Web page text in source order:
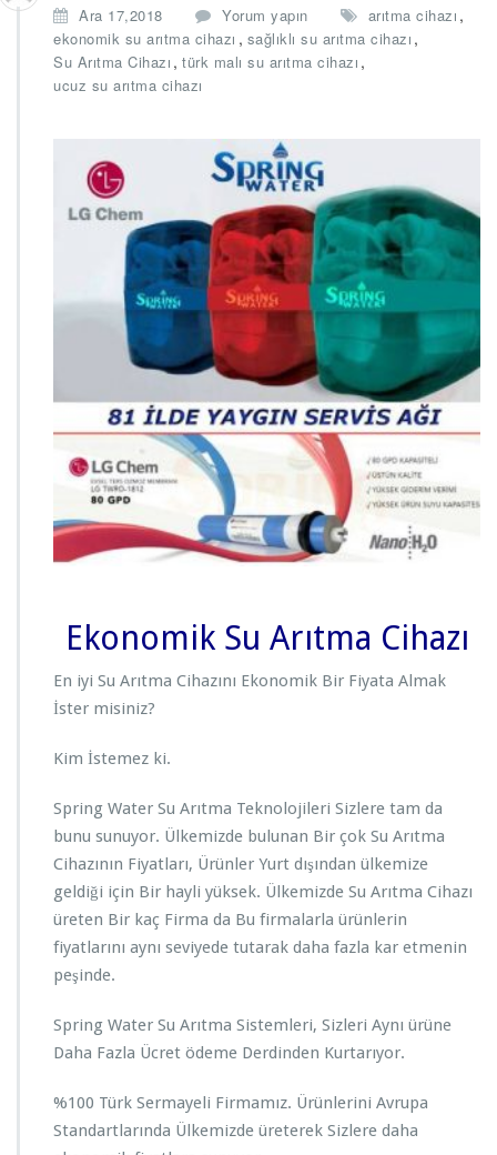
Ara 17,2018 Yorum yapın arıtma cihazı ,
ekonomik su arıtma cihazı , sağlıklı su arıtma cihazı ,
Su Arıtma Cihazı , türk malı su arıtma cihazı ,
ucuz su arıtma cihazı
Ekonomik Su Arıtma Cihazı
En iyi Su Arıtma Cihazını Ekonomik Bir Fiyata Almak
İster misiniz?
Kim İstemez ki.
Spring Water Su Arıtma Teknolojileri Sizlere tam da
bunu sunuyor. Ülkemizde bulunan Bir çok Su Arıtma
Cihazının Fiyatları, Ürünler Yurt dışından ülkemize
geldiği için Bir hayli yüksek. Ülkemizde Su Arıtma Cihazı
üreten Bir kaç Firma da Bu firmalarla ürünlerin
fiyatlarını aynı seviyede tutarak daha fazla kar etmenin
peşinde.
Spring Water Su Arıtma Sistemleri, Sizleri Aynı ürüne
Daha Fazla Ücret ödeme Derdinden Kurtarıyor.
%100 Türk Sermayeli Firmamız. Ürünlerini Avrupa
Standartlarında Ülkemizde üreterek Sizlere daha